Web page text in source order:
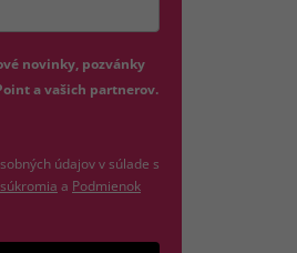
novinky, pozvánky
a vašich partnerov.
údajov v súlade s
(otvorí sa v novom okne)
a Podmienok